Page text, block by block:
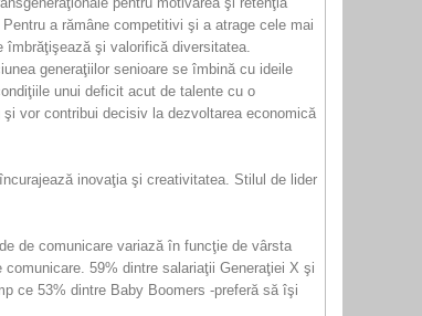
a rămâne competitivi şi a atrage cele mai
îmbrăţişează şi valorifică diversitatea.
generaţiilor senioare se îmbină cu ideile
unui deficit acut de talente cu o
vor contribui decisiv la dezvoltarea economică
inovaţia şi creativitatea. Stilul de lider
de comunicare variază în funcţie de vârsta
59% dintre salariaţii Generaţiei X şi
ce 53% dintre Baby Boomers -preferă să îşi